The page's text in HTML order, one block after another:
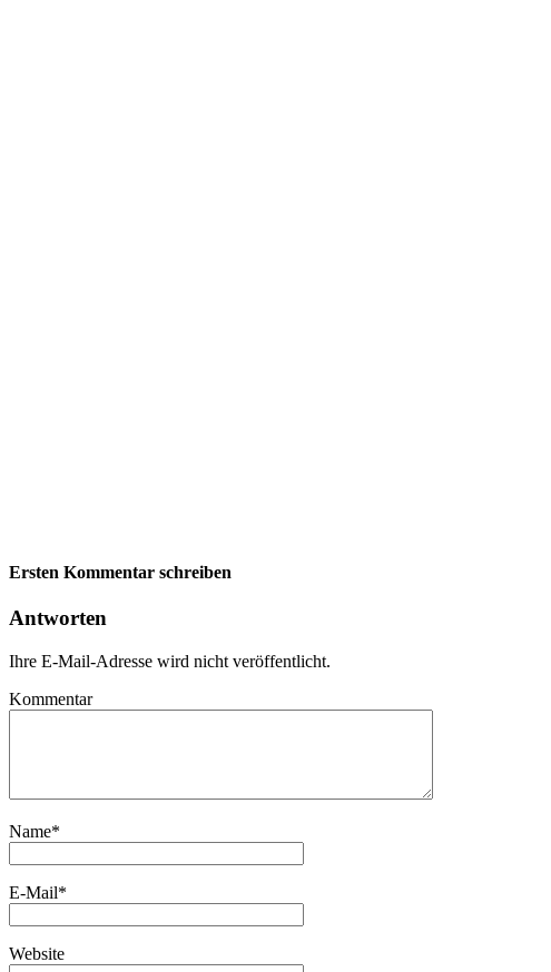
Ersten Kommentar schreiben
Antworten
Ihre E-Mail-Adresse wird nicht veröffentlicht.
Kommentar
Name*
E-Mail*
Website